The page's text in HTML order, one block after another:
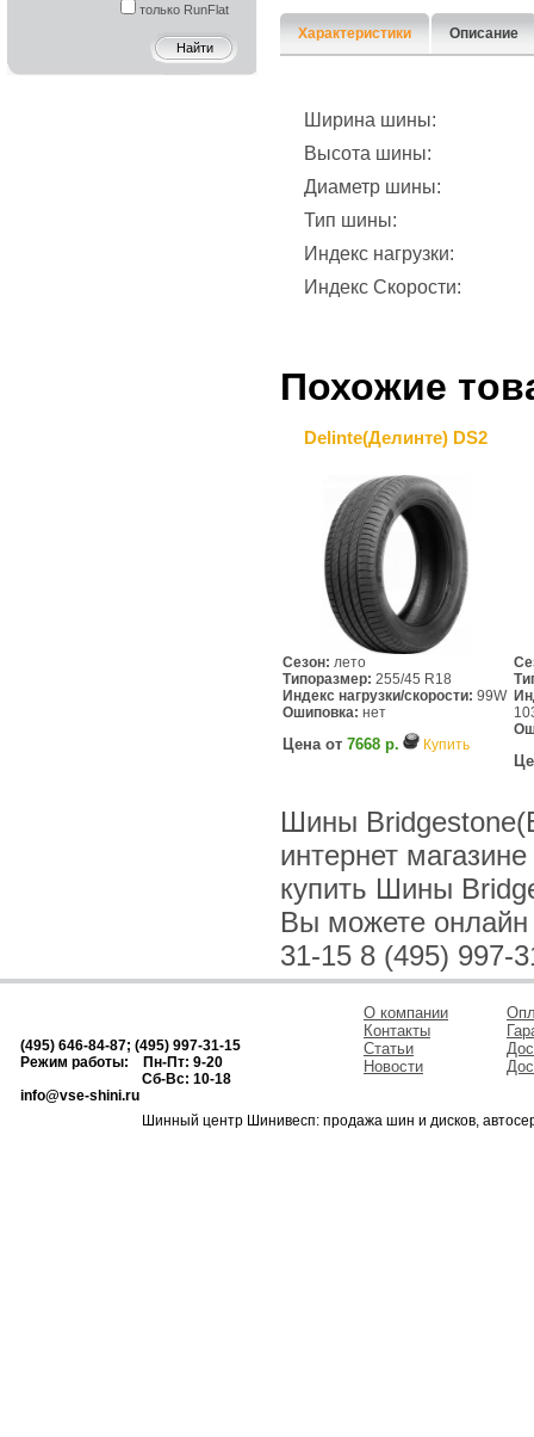
только RunFlat
Характеристики Описание
Ширина шины:
Высота шины:
Диаметр шины:
Тип шины:
Индекс нагрузки:
Индекс Скорости:
Похожие
Delinte(Делинте) DS2
Сезон: лето
Типоразмер: 255/45 R18
Индекс нагрузки/скорости: 99W
Ошиповка: нет
Цена от 7668 р. Купить
Шины
интернет
купить Шины
Вы можете онлайн
31-15 8 (495) 997-
(495) 646-84-87; (495) 997-31-15
Режим работы: Пн-Пт: 9-20
Сб-Вс: 10-18
info@vse-shini.ru
О компании
Контакты
Статьи
Новости
Шинный центр Шинивесп: продажа шин и дисков,